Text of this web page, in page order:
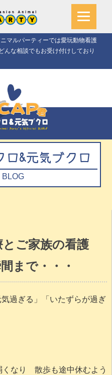
マルパーティーでは愛玩動物看護
んな相談でもお受け付けしており
ロ&元気ブクロ
BLOG
ご家族の看護
まで・・・
過ぎる」「いたずらが過ぎ
なり 散歩も途中休むよう